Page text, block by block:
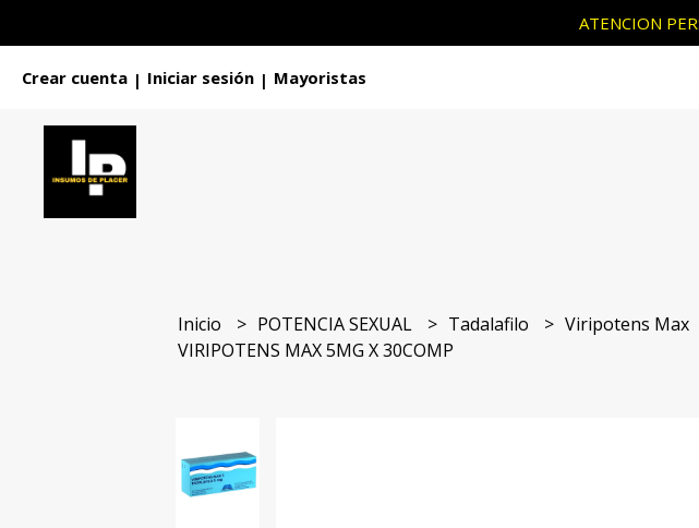
ATENCION
Crear cuenta | Iniciar sesión | Mayoristas
Inicio POTENCIA SEXUAL Tadalafilo
Viripotens Max
VIRIPOTENS MAX 5MG X 30COMP